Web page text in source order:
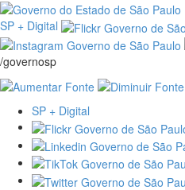
SP + Digital
/governosp
SP + Digital